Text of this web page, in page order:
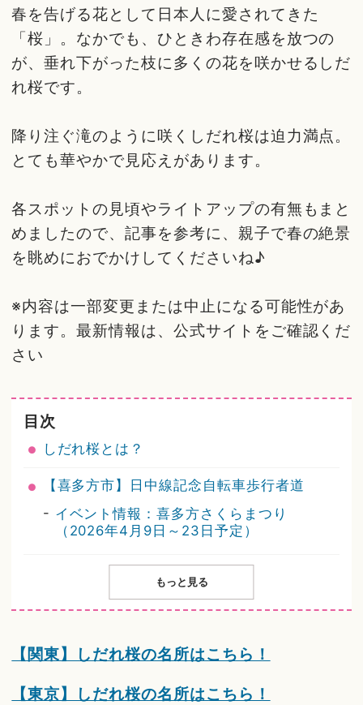
春を告げる花として日本人に愛されてきた
「桜」。なかでも、ひときわ存在感を放つの
が、垂れ下がった枝に多くの花を咲かせるしだ
れ桜です。
降り注ぐ滝のように咲くしだれ桜は迫力満点。
とても華やかで見応えがあります。
各スポットの見頃やライトアップの有無もまと
めましたので、記事を参考に、親子で春の絶景
を眺めにおでかけしてくださいね♪
※内容は一部変更または中止になる可能性があ
ります。最新情報は、公式サイトをご確認くだ
さい
目次
しだれ桜とは？
【喜多方市】日中線記念自転車歩行者道
- イベント情報：喜多方さくらまつり
（2026年4月9日～23日予定）
もっと見る
【関東】しだれ桜の名所はこちら！
【東京】しだれ桜の名所はこちら！